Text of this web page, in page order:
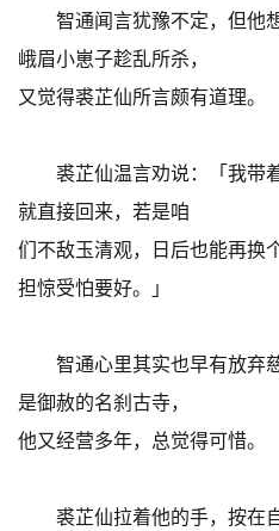
智通闻言犹豫不定，但他
峨眉小崽子趁乱所杀，
又觉得裘芷仙所言颇有道理。
裘芷仙温言劝说：「我带
就直接回来，若是咱
们不敌玉清观，日后也能再换
担惊受怕要好。」
智通心里其实也早有放弃
是御赦的名刹古寺，
他又经营多年，总觉得可惜。
裘芷仙拉着他的手，按在自